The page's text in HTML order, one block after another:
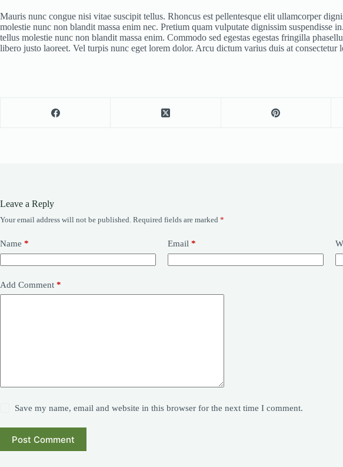
Mauris nunc congue nisi vitae suscipit tellus. Rhoncus est pellentesque elit ullamcorper
molestie nunc non blandit massa enim nec. Pretium quam vulputate dignissim
tellus molestie nunc non blandit massa enim. Commodo sed egestas egestas fringilla
libero justo laoreet. Vel turpis nunc eget lorem dolor. Arcu dictum varius duis at consectetur
Leave a Reply
Your email address will not be published. Required fields are marked *
Name * Email *
Add Comment *
Save my name, email and website in this browser for the next time I comment.
Post Comment